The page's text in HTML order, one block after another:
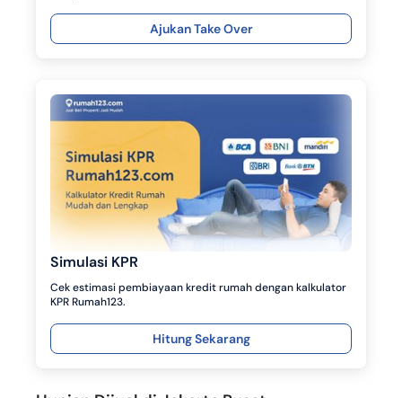
Ajukan Take Over
Simulasi KPR
Cek estimasi pembiayaan kredit rumah dengan kalkulator
KPR Rumah123.
Hitung Sekarang